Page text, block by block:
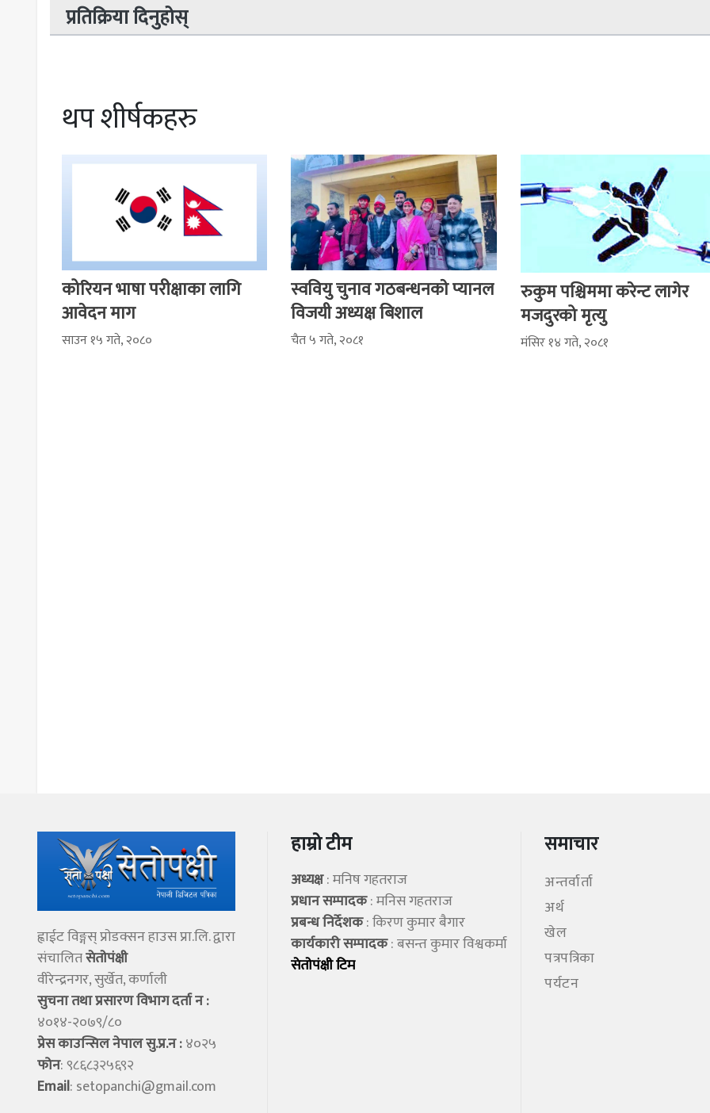
प्रतिक्रिया दिनुहोस्
थप शीर्षकहरु
कोरियन भाषा परीक्षाका लागि
आवेदन माग
साउन १५ गते, २०८०
स्ववियु चुनाव गठबन्धनकाे प्यानल
विजयी अध्यक्ष बिशाल
चैत ५ गते, २०८१
रुकुम पश्चिममा करेन्ट लागेर
मजदुरको मृत्यु
मंसिर १४ गते, २०८१
ह्वाईट विङ्गस् प्राेडक्सन हाउस प्रा.लि. द्वारा
संचालितसेताेपंक्षी
वीरेन्द्रनगर, सुर्खेत, कर्णाली
सुचना तथा प्रसारण विभाग दर्ता न :
४०१४-२०७९/८०
प्रेस काउन्सिल नेपाल सु.प्र.न :४०२५
फोन: ९८६८३२५६९२
Email: setopanchi@gmail.com
हाम्रो टीम
अध्यक्ष: मनिष गहतराज
प्रधान सम्पादक: मनिस गहतराज
प्रबन्ध निर्देशक: किरण कुमार बैगार
कार्यकारी सम्पादक: बसन्त कुमार विश्वकर्मा
सेताेपंक्षी टिम
समाचार
अन्तर्वार्ता
अर्थ
खेल
पत्रपत्रिका
पर्यटन